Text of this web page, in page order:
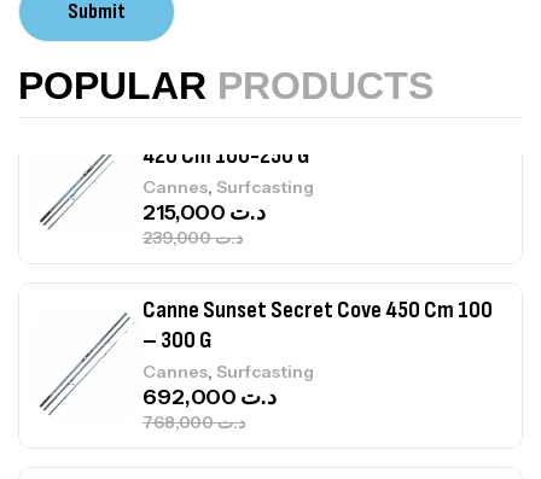
Submit
POPULAR PRODUCTS
Accastillage bateau
420 Cm 100-250 G
Cannes, Surfcasting
د.ت239,000
د.ت
Canne Sunset Secret Cove 450 Cm 100
– 300 G
Cannes, Surfcasting
د.ت768,000
د.ت